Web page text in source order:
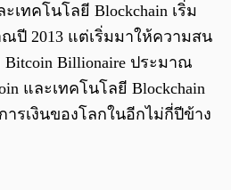
ทคโนโลยี Blockchain เริ่ม
ปี 2013 แต่เริ่มมาให้ความสน
Bitcoin Billionaire ประมาณ
และเทคโนโลยี Blockchain
รเงินของโลกในอีกไม่กี่ปีข้าง